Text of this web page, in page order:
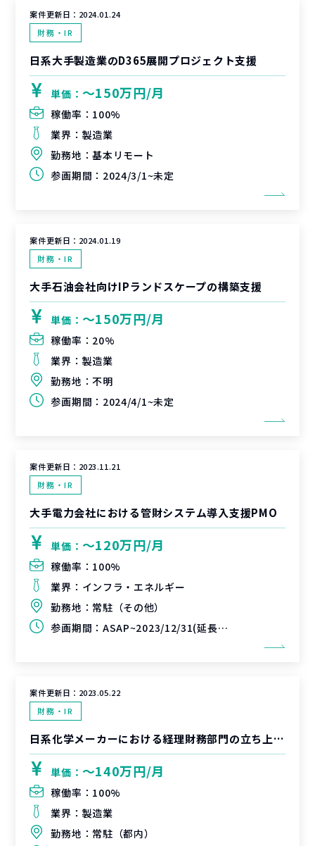
案件更新日： 2024.01.24
財務・IR
日系大手製造業のD365展開プロジェクト支援
単価： 〜150万円/月
稼働率： 100%
業界： 製造業
勤務地：基本リモート
参画期間： 2024/3/1~未定
案件更新日： 2024.01.19
財務・IR
大手石油会社向けIPランドスケープの構築支援
単価： 〜150万円/月
稼働率： 20%
業界： 製造業
勤務地：不明
参画期間： 2024/4/1~未定
案件更新日： 2023.11.21
財務・IR
大手電力会社における管財システム導入支援PMO
単価： 〜120万円/月
稼働率： 100%
業界： インフラ・エネルギー
勤務地： 常駐（その他）
参画期間： ASAP~2023/12/31(延長可能性あり)
案件更新日： 2023.05.22
財務・IR
日系化学メーカーにおける経理財務部門の立ち上げと内部統制構築（J-SOX対応）支援
単価： 〜140万円/月
稼働率： 100%
業界： 製造業
勤務地： 常駐（都内）